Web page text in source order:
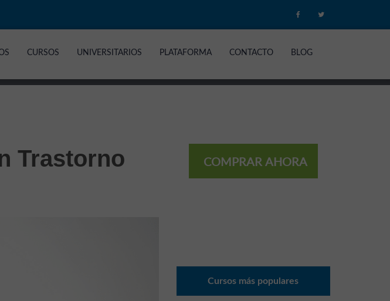
CURSOS UNIVERSITARIOS PLATAFORMA CONTACTO BLOG
Trastorno
COMPRAR AHORA
Cursos más populares